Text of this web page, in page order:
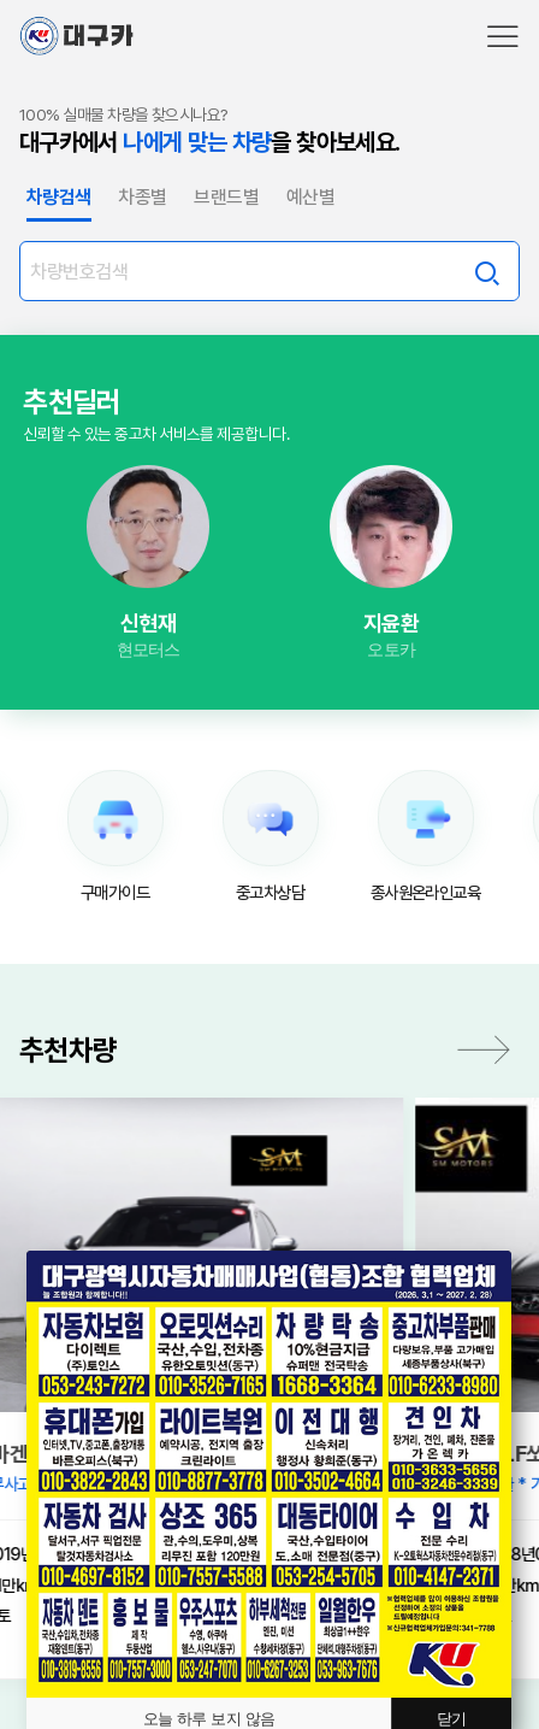
오늘 하루 보지 않음 닫기
100% 실매물 차량을 찾으시나요?
대구카에서 나에게 맞는 차량을 찾아보세요.
차량검색 차종별 브랜드별 예산별
추천딜러
신뢰할 수 있는 중고차 서비스를 제공합니다.
구매가이드 중고차상담 종사원온라인교육
추천차량
만원
[현대] LF쏘나타 뉴라이즈 LPi 렌터카 모던
* 단순교환 * 가성비 좋은 LPG 모델 * 내비게이션,후방카메라 *
2018년08월
8.1만km
오토
1,100